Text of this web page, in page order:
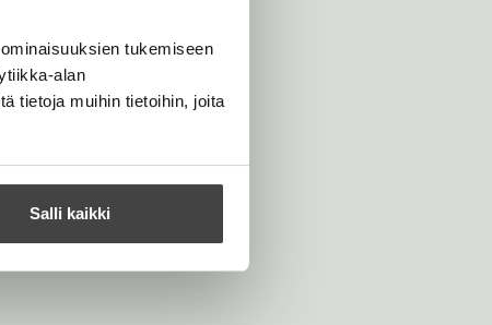
tukemiseen
alan
tietoja muihin tietoihin, joita
Salli kaikki